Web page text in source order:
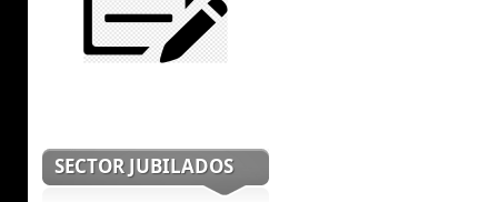
SECTOR JUBILADOS